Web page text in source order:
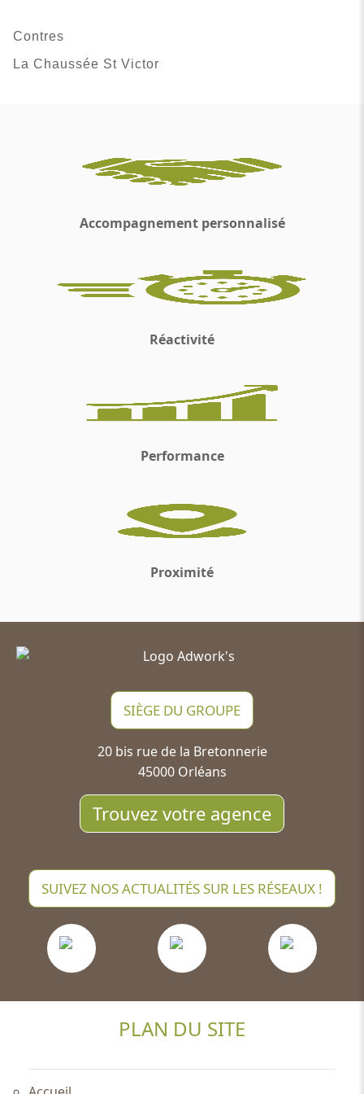
Contres
La Chaussée St Victor
Accompagnement personnalisé
Réactivité
Performance
Proximité
SIÈGE DU GROUPE
20 bis rue de la Bretonnerie
45000 Orléans
Trouvez votre agence
SUIVEZ NOS ACTUALITÉS SUR LES RÉSEAUX !
PLAN DU SITE